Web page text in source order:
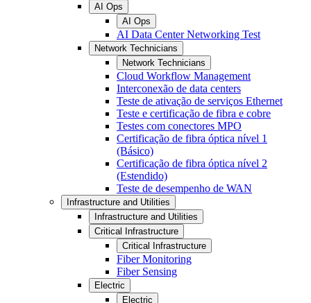
AI Ops
AI Ops
AI Data Center Networking Test
Network Technicians
Network Technicians
Cloud Workflow Management
Interconexão de data centers
Teste de ativação de serviços Ethernet
Teste e certificação de fibra e cobre
Testes com conectores MPO
Certificação de fibra óptica nível 1
(Básico)
Certificação de fibra óptica nível 2
(Estendido)
Teste de desempenho de WAN
Infrastructure and Utilities
Infrastructure and Utilities
Critical Infrastructure
Critical Infrastructure
Fiber Monitoring
Fiber Sensing
Electric
Electric